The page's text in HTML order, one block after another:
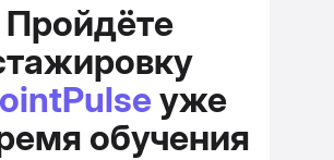
Пройдёте
уже
обучения